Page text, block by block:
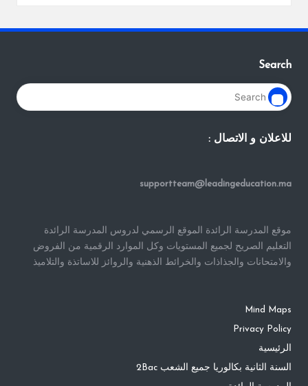
Search
للاعلان و الاتصال :
supportteam@leadingeducation.ma
موقع المدرسة الرائدة الموقع الرسمي لدروس المدرسة الرائدة
التعليم الصريح لجميع المستويات وكل الموارد الرقمية من الفروض
والامتحانات والجذاذات والخرائط الذهنية والروائز للاساتذة والتلاميذ
Mind Maps
Privacy Policy
الرئيسية
السنة الثانية بكالوريا جميع الشعب 2Bac